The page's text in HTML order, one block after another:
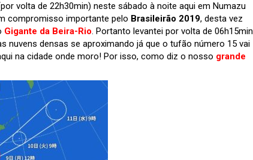
volta de 22h30min) neste sábado à noite aqui em Numazu
compromisso importante pelo Brasileirão 2019, desta vez
Gigante da Beira-Rio. Portanto levantei por volta de 06h15min
nuvens densas se aproximando já que o tufão número 15 vai
na cidade onde moro! Por isso, como diz o nosso grande